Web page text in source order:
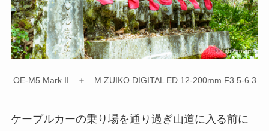
OE-M5 Mark II ＋ M.ZUIKO DIGITAL ED 12-200mm F3.5-6.3
ケーブルカーの乗り場を通り過ぎ山道に入る前に